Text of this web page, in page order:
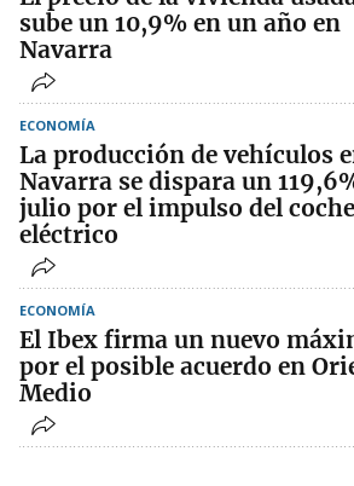
sube un 10,9% en un año en
Navarra
ECONOMÍA
La producción de vehículos
Navarra se dispara un
julio por el impulso del coche
eléctrico
ECONOMÍA
El Ibex firma un nuevo
por el posible acuerdo en
Medio